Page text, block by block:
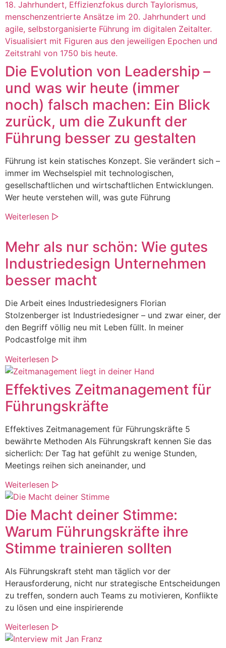
Die Evolution von Leadership –
und was wir heute (immer
noch) falsch machen: Ein Blick
zurück, um die Zukunft der
Führung besser zu gestalten
Führung ist kein statisches Konzept. Sie verändert sich –
immer im Wechselspiel mit technologischen,
gesellschaftlichen und wirtschaftlichen Entwicklungen.
Wer heute verstehen will, was gute Führung
Weiterlesen ▷
Mehr als nur schön: Wie gutes
Industriedesign Unternehmen
besser macht
Die Arbeit eines Industriedesigners Florian
Stolzenberger ist Industriedesigner – und zwar einer, der
den Begriff völlig neu mit Leben füllt. In meiner
Podcastfolge mit ihm
Weiterlesen ▷
Effektives Zeitmanagement für
Führungskräfte
Effektives Zeitmanagement für Führungskräfte 5
bewährte Methoden Als Führungskraft kennen Sie das
sicherlich: Der Tag hat gefühlt zu wenige Stunden,
Meetings reihen sich aneinander, und
Weiterlesen ▷
Die Macht deiner Stimme:
Warum Führungskräfte ihre
Stimme trainieren sollten
Als Führungskraft steht man täglich vor der
Herausforderung, nicht nur strategische Entscheidungen
zu treffen, sondern auch Teams zu motivieren, Konflikte
zu lösen und eine inspirierende
Weiterlesen ▷